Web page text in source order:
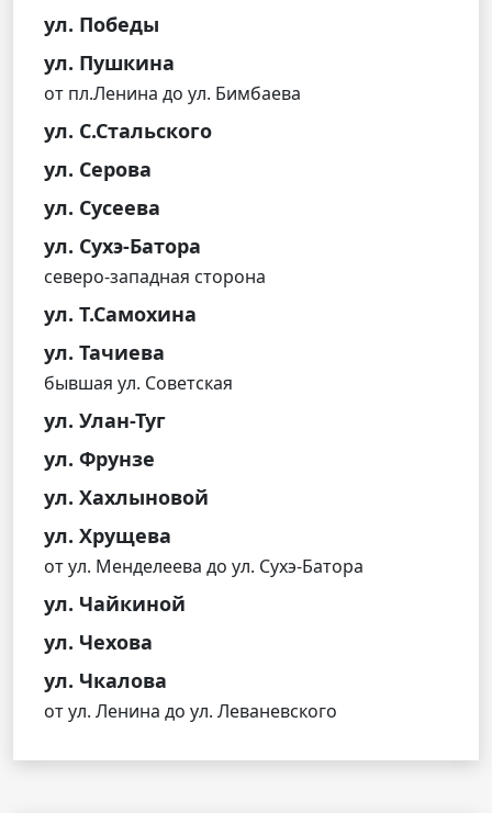
ул. Победы
ул. Пушкина
от пл.Ленина до ул. Бимбаева
ул. С.Стальского
ул. Серова
ул. Сусеева
ул. Сухэ-Батора
северо-западная сторона
ул. Т.Самохина
ул. Тачиева
бывшая ул. Советская
ул. Улан-Туг
ул. Фрунзе
ул. Хахлыновой
ул. Хрущева
от ул. Менделеева до ул. Сухэ-Батора
ул. Чайкиной
ул. Чехова
ул. Чкалова
от ул. Ленина до ул. Леваневского